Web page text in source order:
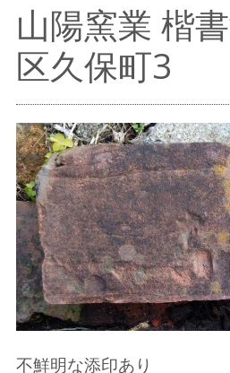
山陽窯業 楷書
区久保町3
不鮮明な添印あり